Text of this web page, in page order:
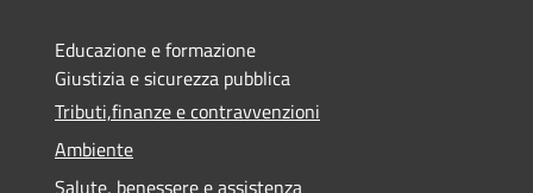
Educazione e formazione
Giustizia e sicurezza pubblica
Tributi,finanze e contravvenzioni
Ambiente
Salute, benessere e assistenza